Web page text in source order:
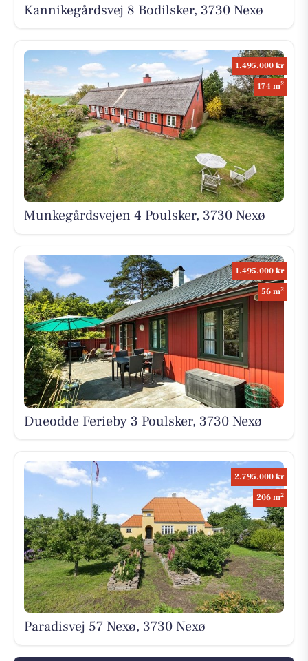
Kannikegårdsvej 8 Bodilsker, 3730 Nexø
1.495.000 kr
174 m2
Munkegårdsvejen 4 Poulsker, 3730 Nexø
1.495.000 kr
56 m2
Dueodde Ferieby 3 Poulsker, 3730 Nexø
2.795.000 kr
206 m2
Paradisvej 57 Nexø, 3730 Nexø